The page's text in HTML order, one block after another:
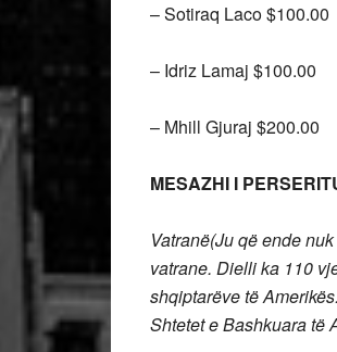
– Sotiraq Laco $100.00
– Idriz Lamaj $100.00
– Mhill Gjuraj $200.00
MESAZHI I
Vatranë(Ju që ende
vatrane. Dielli ka 110
shqiptarëve të
Shtetet e Bashkuara të